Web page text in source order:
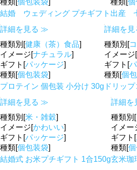
種類[個包装袋]
結婚 ウェディング プチギフト
種類[個
出産
詳細を見る ≫
種類別[健康（茶）食品]
イメージ[ナチュラル]
ギフト[パッケージ]
種類[個包装袋]
プロテイン 個包装 小分け 30g
詳細を
種類別[
イメージ[
ギフト[
種類[個
ドリッ
詳細を見る ≫
種類別[米・雑穀]
イメージ[かわいい]
ギフト[パッケージ]
種類[個包装袋]
結婚式 お米プチギフト 1合150g
詳細
種類別[
イメー
ギフト[
種類[
玄米珈